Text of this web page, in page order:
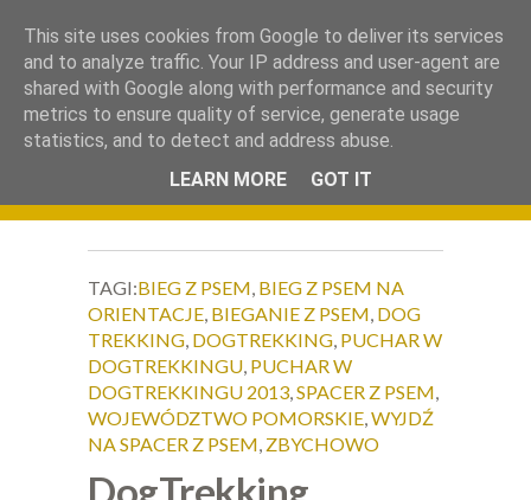
Okiem Obiektywu.
TAGI:BIEG Z PSEM, BIEG Z PSEM NA
ORIENTACJE, BIEGANIE Z PSEM, DOG
TREKKING, DOGTREKKING, PUCHAR W
DOGTREKKINGU, PUCHAR W
DOGTREKKINGU 2013,SPACER Z PSEM,
WOJEWÓDZTWO POMORSKIE,WYJDŹ
NA SPACER Z PSEM, ZBYCHOWO
DogTrekking
This site uses cookies from Google to deliver its services
and to analyze traffic. Your IP address and user-agent are
shared with Google along with performance and security
metrics to ensure quality of service, generate usage
statistics, and to detect and address abuse.
LEARN MORE
GOT IT